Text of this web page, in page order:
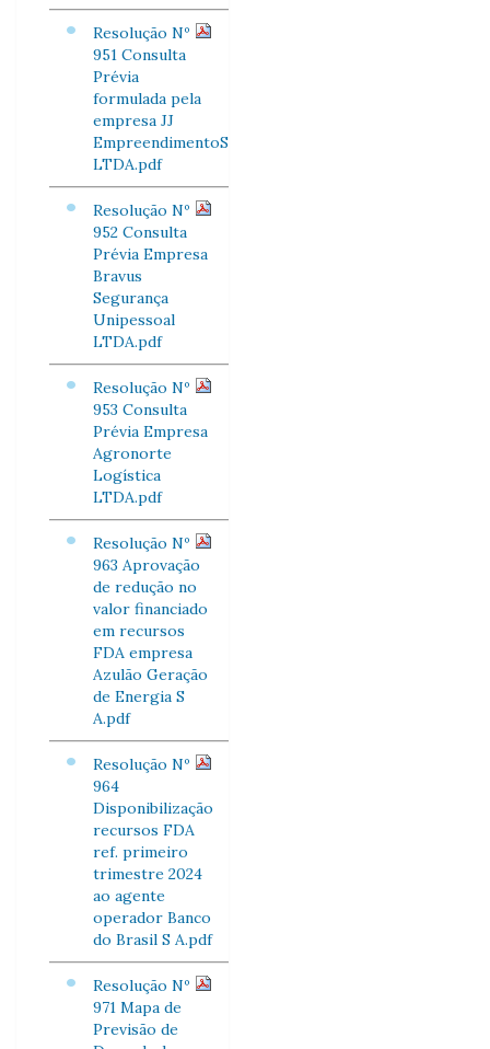
Resolução Nº
951 Consulta
Prévia
formulada pela
empresa JJ
EmpreendimentoS
LTDA.pdf
Resolução Nº
952 Consulta
Prévia Empresa
Bravus
Segurança
Unipessoal
LTDA.pdf
Resolução Nº
953 Consulta
Prévia Empresa
Agronorte
Logística
LTDA.pdf
Resolução Nº
963 Aprovação
de redução no
valor financiado
em recursos
FDA empresa
Azulão Geração
de Energia S
A.pdf
Resolução Nº
964
Disponibilização
recursos FDA
ref. primeiro
trimestre 2024
ao agente
operador Banco
do Brasil S A.pdf
Resolução Nº
971 Mapa de
Previsão de